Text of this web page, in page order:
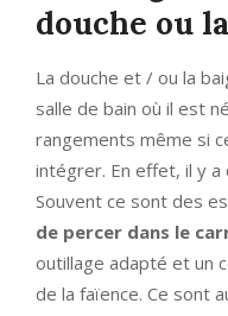
douche ou
La douche et / ou la
salle de bain où il est
rangements même si
intégrer. En effet, il y
Souvent ce sont des
de percer dans le
outillage adapté et un
de la faïence. Ce sont